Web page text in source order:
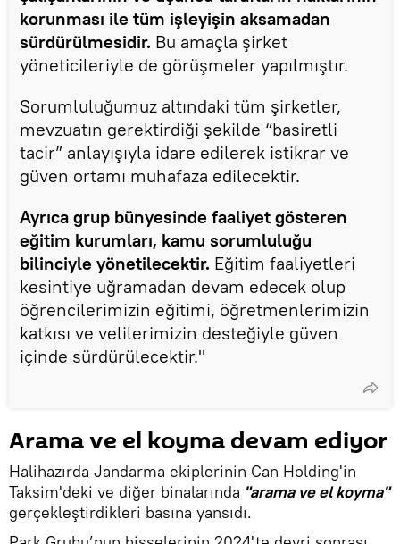
korunması ile tüm işleyişin aksamadan
sürdürülmesidir. Bu amaçla şirket
yöneticileriyle de görüşmeler yapılmıştır.
Sorumluluğumuz altındaki tüm şirketler,
mevzuatın gerektirdiği şekilde “basiretli
tacir” anlayışıyla idare edilerek istikrar ve
güven ortamı muhafaza edilecektir.
Ayrıca grup bünyesinde faaliyet gösteren
eğitim kurumları, kamu sorumluluğu
bilinciyle yönetilecektir. Eğitim faaliyetleri
kesintiye uğramadan devam edecek olup
öğrencilerimizin eğitimi, öğretmenlerimizin
katkısı ve velilerimizin desteğiyle güven
içinde sürdürülecektir."
Arama ve el koyma devam ediyor
Halihazırda Jandarma ekiplerinin Can Holding'in
Taksim'deki ve diğer binalarında "arama ve el koyma"
gerçekleştirdikleri basına yansıdı.